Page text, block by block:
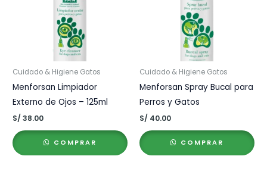
Cuidado & Higiene Gatos
Menforsan Limpiador
Externo de Ojos – 125ml
S/ 38.00
COMPRAR
Cuidado & Higiene Gatos
Menforsan Spray Bucal para
Perros y Gatos
S/ 40.00
COMPRAR